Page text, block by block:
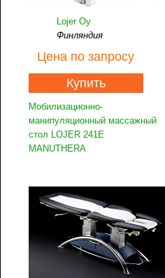
Lojer Oy
Финляндия
Цена по запросу
Купить
Мобилизационно-
манипуляционный массажный
стол LOJER 241E
MANUTHERA